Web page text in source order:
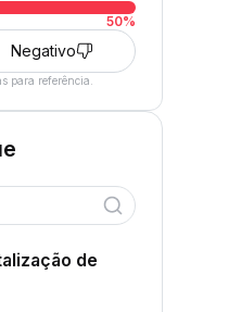
50%
Negativo
para referência.
de